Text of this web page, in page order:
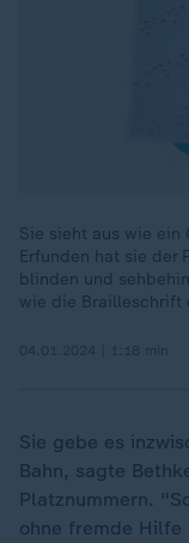
Sie sieht aus wie
Erfunden hat sie der
blinden und
wie die Brailleschrift
Sie gebe es
Bahn, sagte
Platznummern.
ohne fremde Hilfe